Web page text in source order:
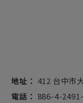
地址： 412 台中市
電話： 886-4-